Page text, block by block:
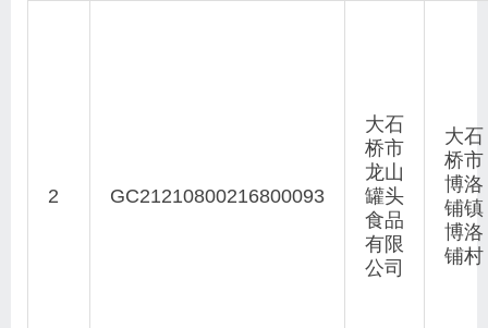
2 GC21210800216800093
大石
桥市
龙山
罐头
食品
有限
公司
大石
桥市
博洛
铺镇
博洛
铺村